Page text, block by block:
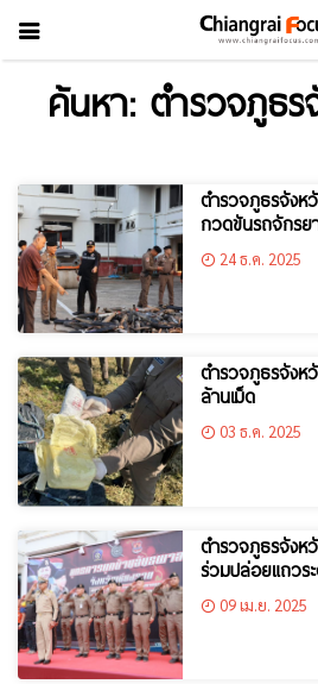
ค้นหา: ตำรวจภูธร
ตำรวจภูธรจังห
กวดขันรถจักรย
เสียงดัง ก่อนคริ
24 ธ.ค. 2025
ตำรวจภูธรจังห
ล้านเม็ด
03 ธ.ค. 2025
ตำรวจภูธรจังห
ร่วมปล่อยแถวร
อาชญากรรมทุก
เทศกาลสงกราน
09 เม.ย. 2025